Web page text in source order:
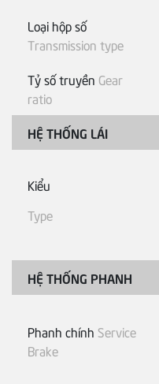
Loại hộp số
Transmission type
Tỷ số truyền Gear
ratio
HỆ THỐNG LÁI
Kiểu
Type
HỆ THỐNG PHANH
Phanh chính Service
Brake